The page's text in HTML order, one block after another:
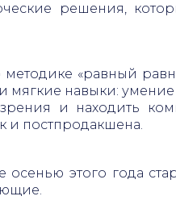
решения,
«равный
мягкие навыки: умение
и находить
и постпродакшена.
этого года